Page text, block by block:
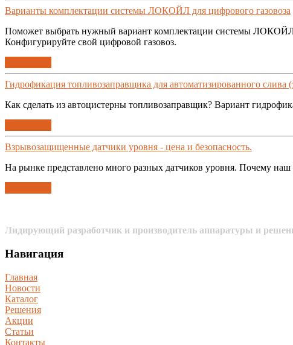
Варианты комплектации системы ЛОКОЙЛ для цифрового газовоза
Поможет выбрать нужный вариант комплектации системы ЛОКОЙЛ
Конфигурируйте свой цифровой газовоз.
Гидрофикация топливозаправщика для автоматизированного слива
Как сделать из автоцистерны топливозаправщик? Вариант
Взрывозащищенные датчики уровня - цена и безопасность.
На рынке представлено много разных датчиков уровня. Почему
Лидирующий разработчик и производитель аппаратуры и
Навигация
Главная
Новости
Каталог
Решения
Акции
Статьи
Контакты